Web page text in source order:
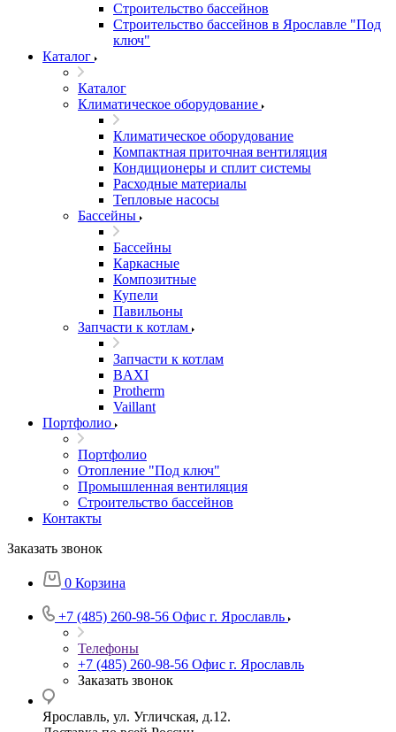
Строительство бассейнов
Строительство бассейнов в Ярославле "Под
ключ"
Каталог
Каталог
Климатическое оборудование
Климатическое оборудование
Компактная приточная вентиляция
Кондиционеры и сплит системы
Расходные материалы
Тепловые насосы
Бассейны
Бассейны
Каркасные
Композитные
Купели
Павильоны
Запчасти к котлам
Запчасти к котлам
BAXI
Protherm
Vaillant
Портфолио
Портфолио
Отопление "Под ключ"
Промышленная вентиляция
Строительство бассейнов
Контакты
Заказать звонок
0 Корзина
+7 (485) 260-98-56 Офис г. Ярославль
Телефоны
+7 (485) 260-98-56 Офис г. Ярославль
Заказать звонок
Ярославль, ул. Угличская, д.12.